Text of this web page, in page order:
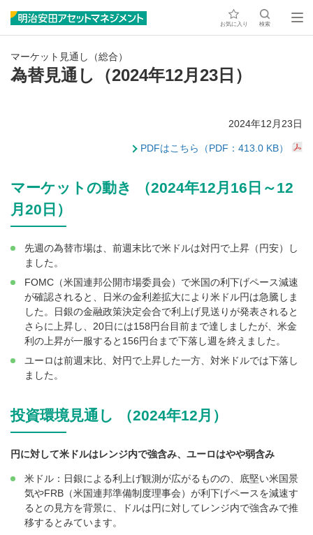
お気に入り 検索
マーケット見通し（総合）
為替見通し（2024年12月23日）
2024年12月23日
PDFはこちら（PDF：413.0 KB）
マーケットの動き （2024年12月16日～12
月20日）
先週の為替市場は、前週末比で米ドルは対円で上昇（円安）し
ました。
FOMC（米国連邦公開市場委員会）で米国の利下げペース減速
が確認されると、日米の金利差拡大により米ドル円は急騰しま
した。日銀の金融政策決定会合で利上げ見送りが発表されると
さらに上昇し、20日には158円台目前まで達しましたが、米金
利の上昇が一服すると156円台まで下落し週を終えました。
ユーロは前週末比、対円で上昇した一方、対米ドルでは下落し
ました。
投資環境見通し （2024年12月）
円に対して米ドルはレンジ内で強含み、ユーロはやや弱含み
米ドル：日銀による利上げ観測が広がるものの、底堅い米国景
気やFRB（米国連邦準備制度理事会）が利下げペースを減速す
るとの見方を背景に、ドルは円に対してレンジ内で強含みで推
移するとみています。